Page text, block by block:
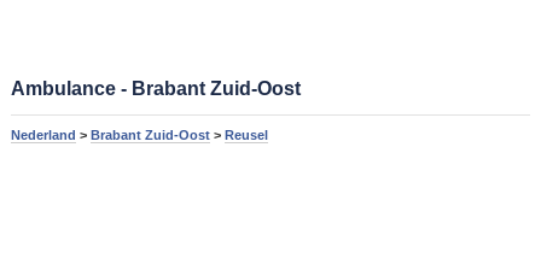
Ambulance - Brabant Zuid-Oost
Nederland > Brabant Zuid-Oost> Reusel